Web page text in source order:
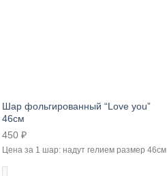
Шар фольгированный “Love you”
46см
450₽
Цена за 1 шар: надут гелием размер 46см